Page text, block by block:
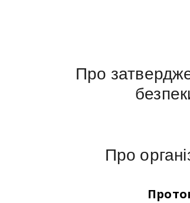
Про
Про